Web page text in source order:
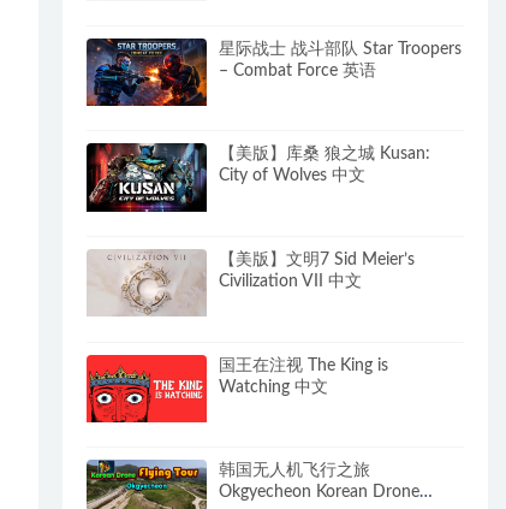
星际战士 战斗部队 Star Troopers
– Combat Force 英语
【美版】库桑 狼之城 Kusan:
City of Wolves 中文
【美版】文明7 Sid Meier’s
Civilization VII 中文
国王在注视 The King is
Watching 中文
韩国无人机飞行之旅
Okgyecheon Korean Drone